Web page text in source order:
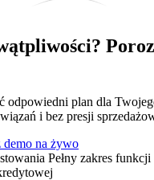
odpowiedni plan dla
i bez presji
demo na żywo
Pełny zakres